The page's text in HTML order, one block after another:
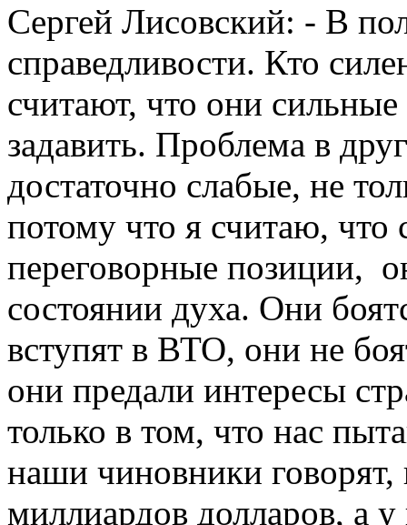
Сергей Лисовский: - В
справедливости. Кто
считают, что они
задавить. Проблема в
достаточно слабые, не
потому что я считаю, что
переговорные позиции,
состоянии духа. Они
вступят в ВТО, они не
они предали интересы
только в том, что нас
наши чиновники
миллиардов долларов, а